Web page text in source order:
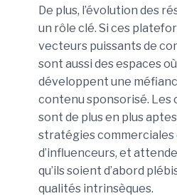
De plus, l’évolution des
un rôle clé. Si ces
vecteurs puissants de
sont aussi des espaces
développent une
contenu sponsorisé. Les
sont de plus en plus
stratégies
d’influenceurs, et
qu’ils soient d’abord
qualités intrinsèques.